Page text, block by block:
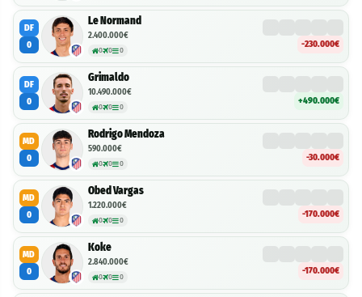
DF
0
Le Normand
2.400.000€
0 0 0
-230.000€
DF
0
Grimaldo
10.490.000€
0 0 0
+490.000€
MD
0
Rodrigo Mendoza
590.000€
0 0 0
-30.000€
MD
0
Obed Vargas
1.220.000€
0 0 0
-170.000€
MD
0
Koke
2.840.000€
0 0 0
-170.000€